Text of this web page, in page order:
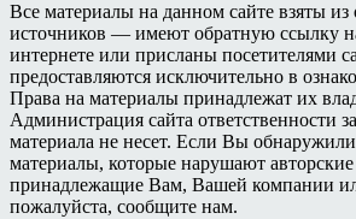
Все материалы на данном сайте взяты
источников — имеют обратную ссылку
интернете или присланы посетителями
предоставляются исключительно в
Права на материалы принадлежат их
Администрация сайта ответственности
материала не несет. Если Вы
материалы, которые нарушают авторские
принадлежащие Вам, Вашей компании
пожалуйста, сообщите нам.